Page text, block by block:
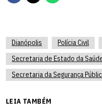
Dianópolis Polícia Civil
Secretaria de Estado da
Secretaria da Segurança
LEIA TAMBÉM